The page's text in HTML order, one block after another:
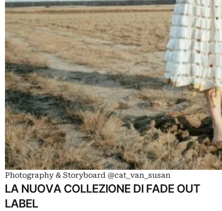
Photography & Storyboard @cat_van_susan
LA NUOVA COLLEZIONE DI FADE OUT
LABEL